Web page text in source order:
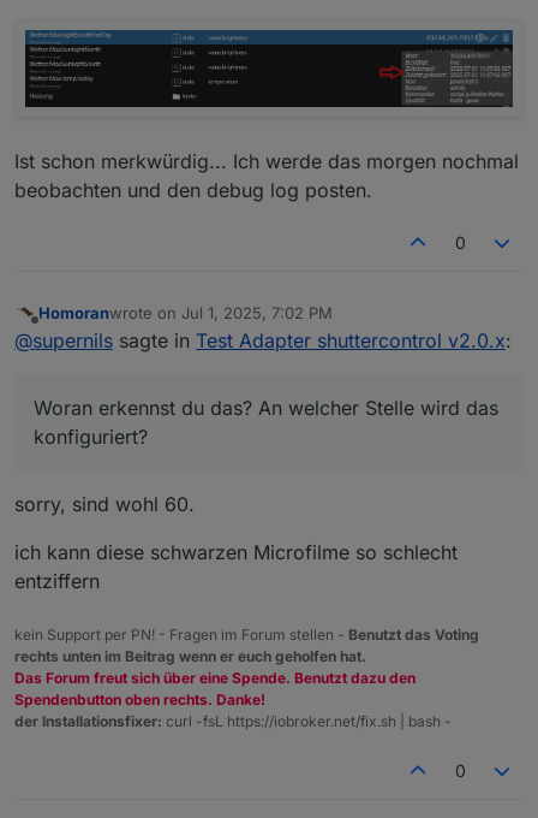
Ist schon merkwürdig... Ich werde das morgen nochmal
beobachten und den debug log posten.
0
Homoranwrote on Jul 1, 2025, 7:02 PM
last edited by
@supernils sagte in Test Adapter shuttercontrol v2.0.x:
Woran erkennst du das? An welcher Stelle wird das
konfiguriert?
sorry, sind wohl 60.
ich kann diese schwarzen Microfilme so schlecht
entziffern
kein Support per PN! - Fragen im Forum stellen - Benutzt das Voting
rechts unten im Beitrag wenn er euch geholfen hat.
Das Forum freut sich über eine Spende. Benutzt dazu den
Spendenbutton oben rechts. Danke!
der Installationsfixer: curl -fsL https://iobroker.net/fix.sh | bash -
0